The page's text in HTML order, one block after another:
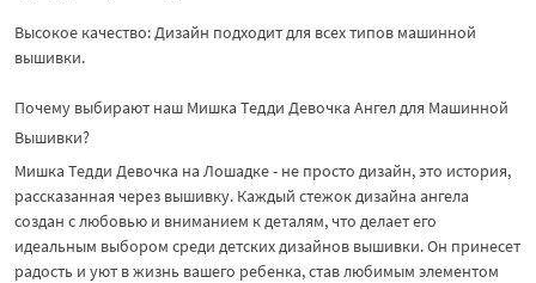
Высокое качество: Дизайн подходит для всех типов машинной
вышивки.
Почему выбирают наш Мишка Тедди Девочка Ангел для Машинной
Вышивки?
Мишка Тедди Девочка на Лошадке - не просто дизайн, это история,
рассказанная через вышивку. Каждый стежок дизайна ангела
создан с любовью и вниманием к деталям, что делает его
идеальным выбором среди детских дизайнов вышивки. Он принесет
радость и уют в жизнь вашего ребенка, став любимым элементом